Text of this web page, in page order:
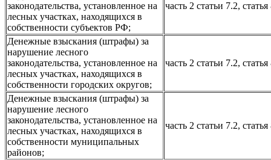
законодательства, установленное на
лесных участках, находящихся в
собственности субъектов РФ;
часть 2 статьи 7.2,
Денежные взыскания (штрафы) за
нарушение лесного
законодательства, установленное на
лесных участках, находящихся в
собственности городских округов;
часть 2 статьи 7.2,
Денежные взыскания (штрафы) за
нарушение лесного
законодательства, установленное на
лесных участках, находящихся в
собственности муниципальных
районов;
часть 2 статьи 7.2,